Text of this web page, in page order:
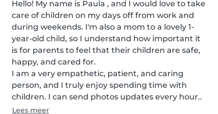
Hello! My name is Paula , and I would love to take
care of children on my days off from work and
during weekends. I'm also a mom to a lovely 1-
year-old child, so I understand how important it
is for parents to feel that their children are safe,
happy, and cared for.
I am a very empathetic, patient, and caring
person, and I truly enjoy spending time with
children. I can send photos updates every hour..
Lees meer